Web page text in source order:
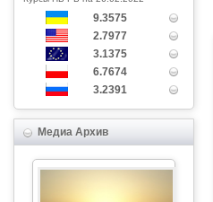
9.3575
2.7977
3.1375
6.7674
3.2391
Медиа Архив